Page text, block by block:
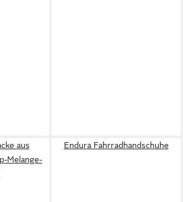
aus
Melange-
Endura Fahrradhandschuhe